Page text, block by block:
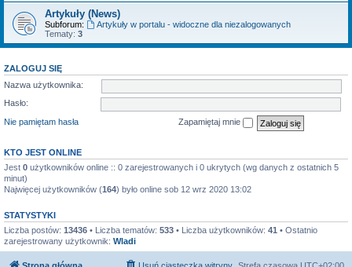
Artykuły (News)
Subforum:
Artykuły w portalu - widoczne dla niezalogowanych
Tematy: 3
ZALOGUJ SIĘ
Nazwa użytkownika:
Hasło:
Nie pamiętam hasła
Zapamiętaj mnie
KTO JEST ONLINE
Jest 0 użytkowników online :: 0 zarejestrowanych i 0 ukrytych (wg danych z ostatnich 5
minut)
Najwięcej użytkowników (164) było online sob 12 wrz 2020 13:02
STATYSTYKI
Liczba postów: 13436 • Liczba tematów: 533 • Liczba użytkowników: 41 • Ostatnio
zarejestrowany użytkownik: Wladi
Strona główna Strefa czasowa UTC+02:00
Usuń ciasteczka witryny